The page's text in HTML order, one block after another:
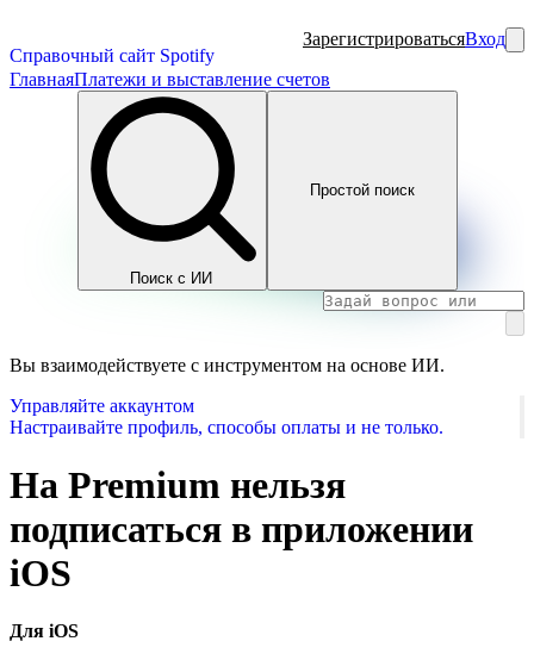
Справочный сайт Spotify
ЗарегистрироватьсяВход
ГлавнаяПлатежи и выставление счетов
Поиск с ИИ
Простой поиск
Вы взаимодействуете с инструментом на основе ИИ.
Управляйте аккаунтом
Настраивайте профиль, способы оплаты и не только.
На Premium нельзя
подписаться в приложении
iOS
Для iOS